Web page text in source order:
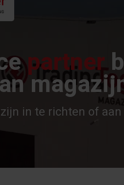
partner
in te richten of